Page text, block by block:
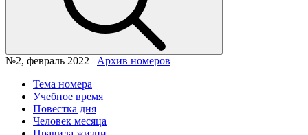
№2, февраль 2022 | Архив номеров
Тема номера
Учебное время
Повестка дня
Человек месяца